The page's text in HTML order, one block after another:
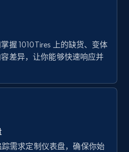
rating, Product
rating max, Rating,
more.
立即开始
urls, Top reviews, and
握 1010Tires 上的缺货、变体
差异，让你能够快速响应并
踪需求定制仪表盘，确保你始